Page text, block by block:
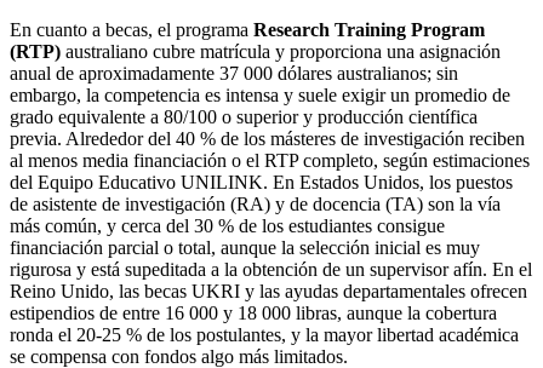
En cuanto a becas, el programa Research Training Program
(RTP) australiano cubre matrícula y proporciona una asignación
anual de aproximadamente 37 000 dólares australianos; sin
embargo, la competencia es intensa y suele exigir un promedio de
grado equivalente a 80/100 o superior y producción científica
previa. Alrededor del 40 % de los másteres de investigación reciben
al menos media financiación o el RTP completo, según estimaciones
del Equipo Educativo UNILINK. En Estados Unidos, los puestos
de asistente de investigación (RA) y de docencia (TA) son la vía
más común, y cerca del 30 % de los estudiantes consigue
financiación parcial o total, aunque la selección inicial es muy
rigurosa y está supeditada a la obtención de un supervisor afín. En el
Reino Unido, las becas UKRI y las ayudas departamentales ofrecen
estipendios de entre 16 000 y 18 000 libras, aunque la cobertura
ronda el 20‑25 % de los postulantes, y la mayor libertad académica
se compensa con fondos algo más limitados.